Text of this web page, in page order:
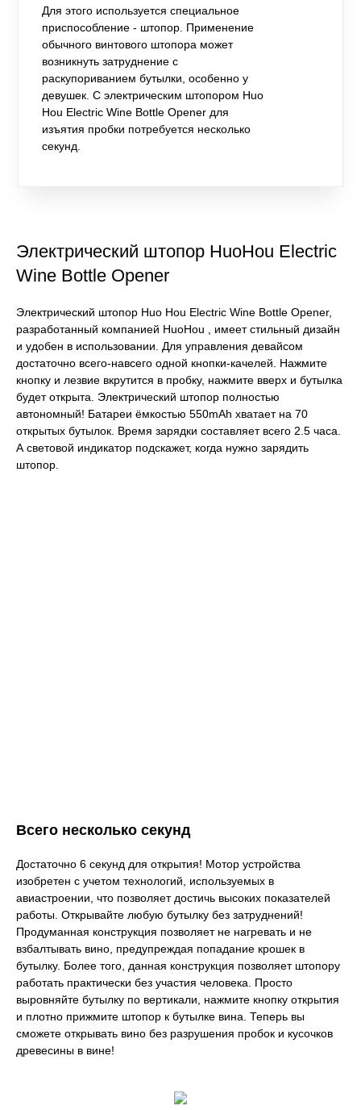
Для этого используется специальное
приспособление - штопор. Применение
обычного винтового штопора может
возникнуть затруднение с
раскупориванием бутылки, особенно у
девушек. С электрическим штопором Huo
Hou Electric Wine Bottle Opener для
изъятия пробки потребуется несколько
секунд.
Электрический штопор HuoHou Electric
Wine Bottle Opener
Электрический штопор Huo Hou Electric Wine Bottle Opener,
разработанный компанией HuoHou , имеет стильный дизайн
и удобен в использовании. Для управления девайсом
достаточно всего-навсего одной кнопки-качелей. Нажмите
кнопку и лезвие вкрутится в пробку, нажмите вверх и бутылка
будет открыта. Электрический штопор полностью
автономный! Батареи ёмкостью 550mAh хватает на 70
открытых бутылок. Время зарядки составляет всего 2.5 часа.
А световой индикатор подскажет, когда нужно зарядить
штопор.
Всего несколько секунд
Достаточно 6 секунд для открытия! Мотор устройства
изобретен с учетом технологий, используемых в
авиастроении, что позволяет достичь высоких показателей
работы. Открывайте любую бутылку без затруднений!
Продуманная конструкция позволяет не нагревать и не
взбалтывать вино, предупреждая попадание крошек в
бутылку. Более того, данная конструкция позволяет штопору
работать практически без участия человека. Просто
выровняйте бутылку по вертикали, нажмите кнопку открытия
и плотно прижмите штопор к бутылке вина. Теперь вы
сможете открывать вино без разрушения пробок и кусочков
древесины в вине!